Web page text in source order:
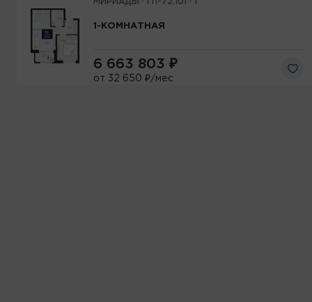
1-КОМНАТНАЯ
МИРИАДЫ · ГП-72.101 · 1
6 663 803 ₽
от 32 650 ₽/мес